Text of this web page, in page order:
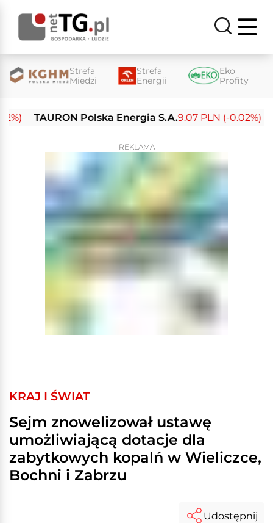
Strefa
Miedzi
Strefa
Energii
Eko
Profity
TAURON Polska Energia S.A. 9.07 PLN (-0.02%)
REKLAMA
KRAJ I ŚWIAT
Sejm znowelizował ustawę
umożliwiającą dotacje dla
zabytkowych kopalń w Wieliczce,
Bochni i Zabrzu
Udostępnij